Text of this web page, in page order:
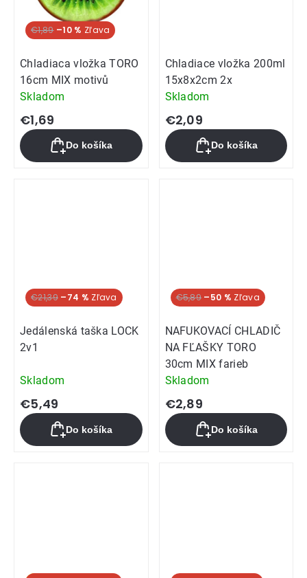
€1,89 –10 %
Chladiaca vložka TORO
16cm MIX motivů
Skladom
€1,69
Do košíka
Chladiace vložka 200ml
15x8x2cm 2x
Skladom
€2,09
Do košíka
€21,39 –74 %
Jedálenská taška LOCK
2v1
Skladom
€5,49
Do košíka
€5,89 –50 %
NAFUKOVACÍ CHLADIČ
NA FĽAŠKY TORO
30cm MIX farieb
Skladom
€2,89
Do košíka